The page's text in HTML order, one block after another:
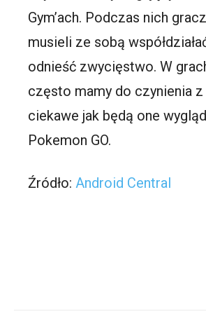
Gym’ach. Podczas nich
musieli ze sobą
odnieść zwycięstwo. W
często mamy do czynienia z
ciekawe jak będą one
Pokemon GO.
Źródło: Android Central